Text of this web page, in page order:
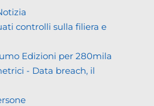
controlli sulla filiera e
Edizioni per 280mila
- Data breach, il